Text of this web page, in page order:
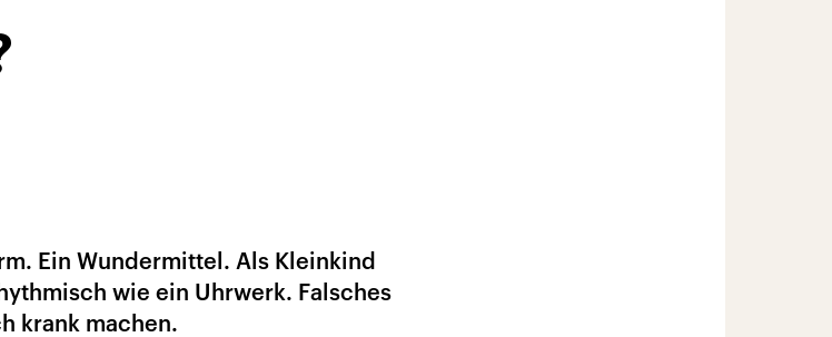
Ein Wundermittel. Als Kleinkind
wie ein Uhrwerk. Falsches
krank machen.